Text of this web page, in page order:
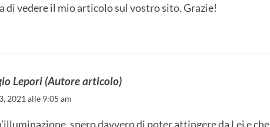
di vedere il mio articolo sul vostro sito. Grazie!
Lepori (Autore articolo)
2021 alle 9:05 am
spero davvero di poter attingere da Lei e che